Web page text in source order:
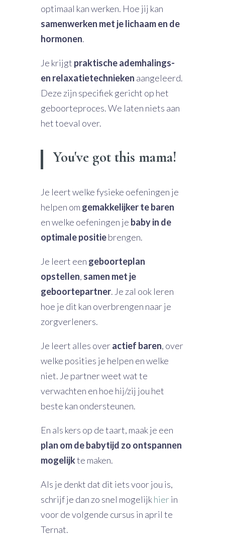
optimaal kan werken. Hoe jij kan
samenwerken met je lichaam en de
hormonen.
Je krijgt praktische ademhalings-
en relaxatietechnieken aangeleerd.
Deze zijn specifiek gericht op het
geboorteproces. We laten niets aan
het toeval over.
You've got this mama!
Je leert welke fysieke oefeningen je
helpen om gemakkelijker te baren
en welke oefeningen je baby in de
optimale positiebrengen.
Je leert een geboorteplan
opstellen, samen met je
geboortepartner. Je zal ook leren
hoe je dit kan overbrengen naar je
zorgverleners.
Je leert alles overactief baren, over
welke posities je helpen en welke
niet. Je partner weet wat te
verwachten en hoe hij/zij jou het
beste kan ondersteunen.
En als kers op de taart, maak je een
plan om de babytijd zo ontspannen
mogelijkte maken.
Als je denkt dat dit iets voor jou is,
schrijf je dan zo snel mogelijkhierin
voor de volgende cursus in april te
Ternat.